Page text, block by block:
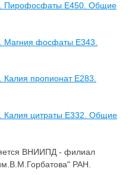
Пирофосфаты E450. Общие
Магния фосфаты E343.
пропионат E283.
Калия цитраты Е332. Общие
ВНИИПД - филиал
РАН.